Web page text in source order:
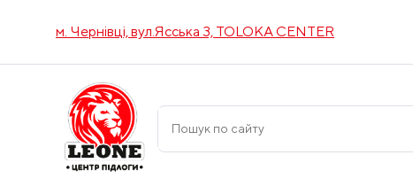
м. Чернівці, вул.Ясська 3, TOLOKA CENTER